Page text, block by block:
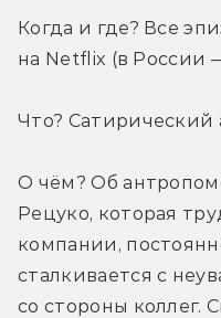
Когда и где? Все
на Netflix (в России
Что? Сатирический
О чём? Об
Рецуко, которая
компании,
сталкивается с
со стороны коллег.